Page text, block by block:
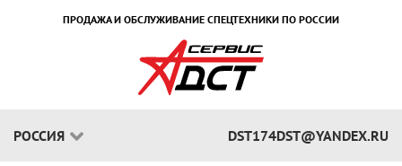
ПРОДАЖА И ОБСЛУЖИВАНИЕ СПЕЦТЕХНИКИ ПО РОССИИ
РОССИЯ DST174DST@YANDEX.RU